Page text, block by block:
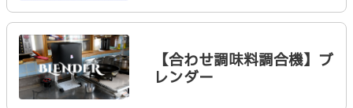
【合わせ調味料調合機】ブ
レンダー